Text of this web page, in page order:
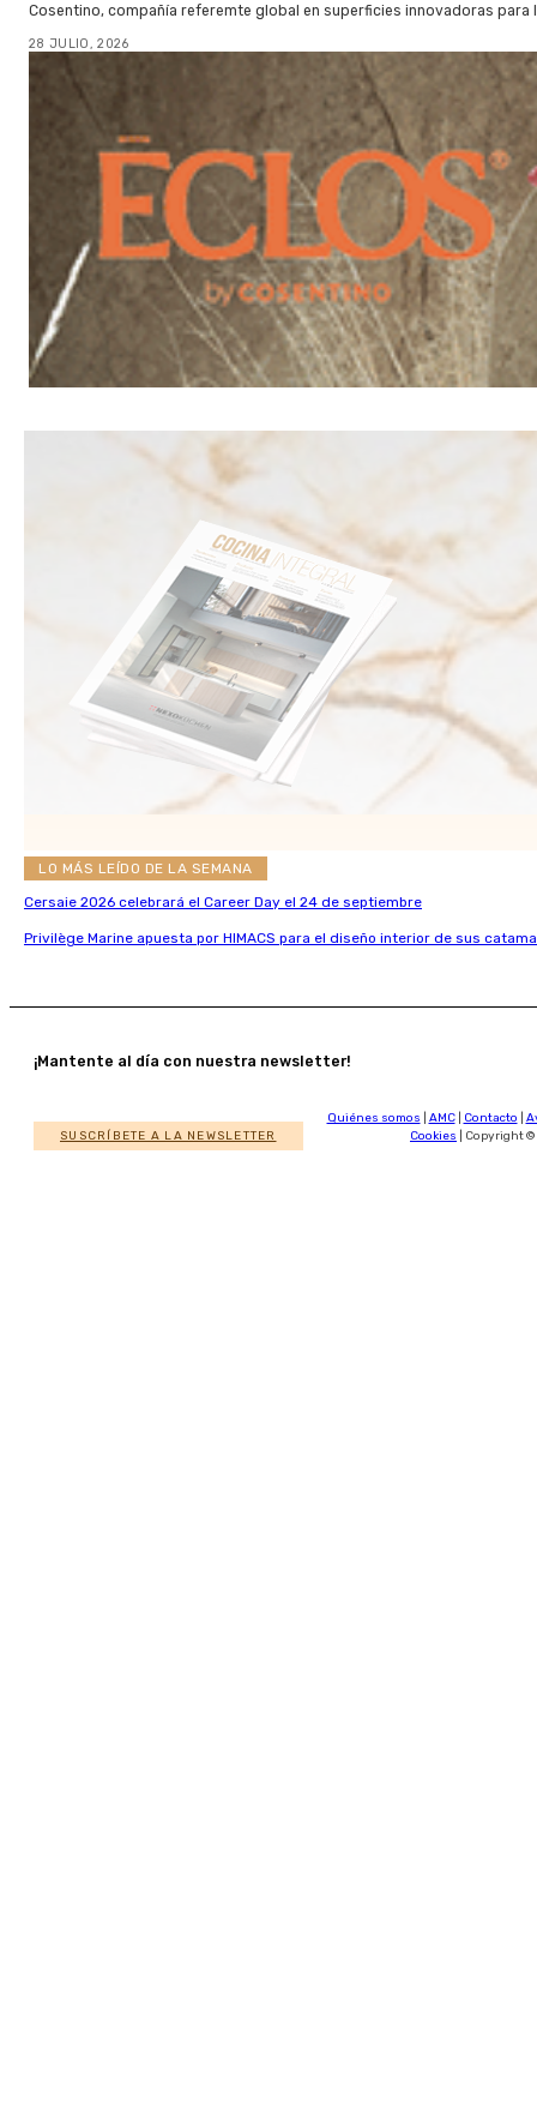
Cosentino, compañía referemte global en superficies innovadoras
28 JULIO, 2026
LO MÁS LEÍDO DE LA SEMANA
Cersaie 2026 celebrará el Career Day el 24 de septiembre
Privilège Marine apuesta por HIMACS para el diseño interior de sus
¡Mantente al día con nuestra newsletter!
SUSCRÍBETE A LA NEWSLETTER
Quiénes somos AMC| Contacto
Cookies | Copyright